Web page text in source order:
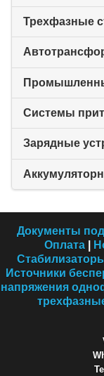
Трехфазные
Зарядные
Документы
Оплата
Источники
напряжения